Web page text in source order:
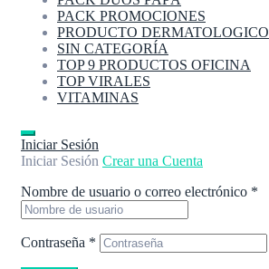
PACK PROMOCIONES
PRODUCTO DERMATOLOGICO
SIN CATEGORÍA
TOP 9 PRODUCTOS OFICINA
TOP VIRALES
VITAMINAS
Iniciar Sesión
Iniciar Sesión Crear una Cuenta
Nombre de usuario o correo electrónico *
Contraseña *